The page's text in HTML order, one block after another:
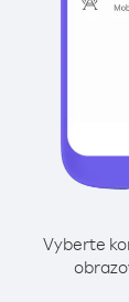
Vyberte